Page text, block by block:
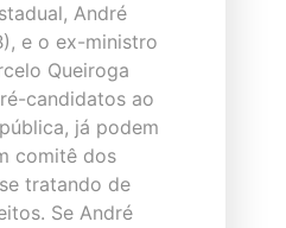
André
e o ex-ministro
Queiroga
candidatos ao
já podem
comitê dos
tratando de
Se André